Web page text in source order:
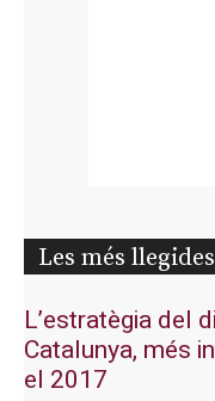
Les més llegides
L’estratègia del
Catalunya, més
el 2017